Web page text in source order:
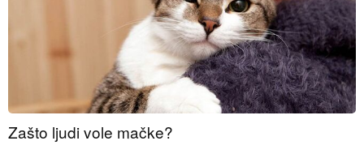
Zašto ljudi vole mačke?